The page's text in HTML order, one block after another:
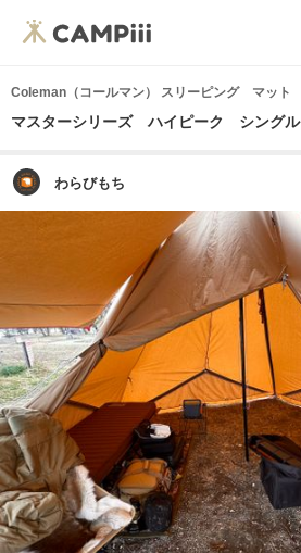
Coleman（コールマン） スリーピング マット
マスターシリーズ ハイピーク シングル
わらびもち